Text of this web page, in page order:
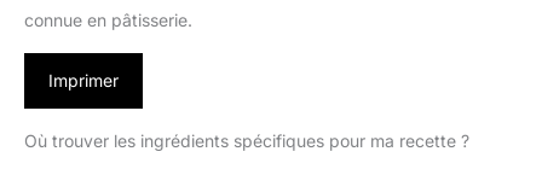
connue en pâtisserie.
Imprimer
Où trouver les ingrédients spécifiques pour ma recette ?